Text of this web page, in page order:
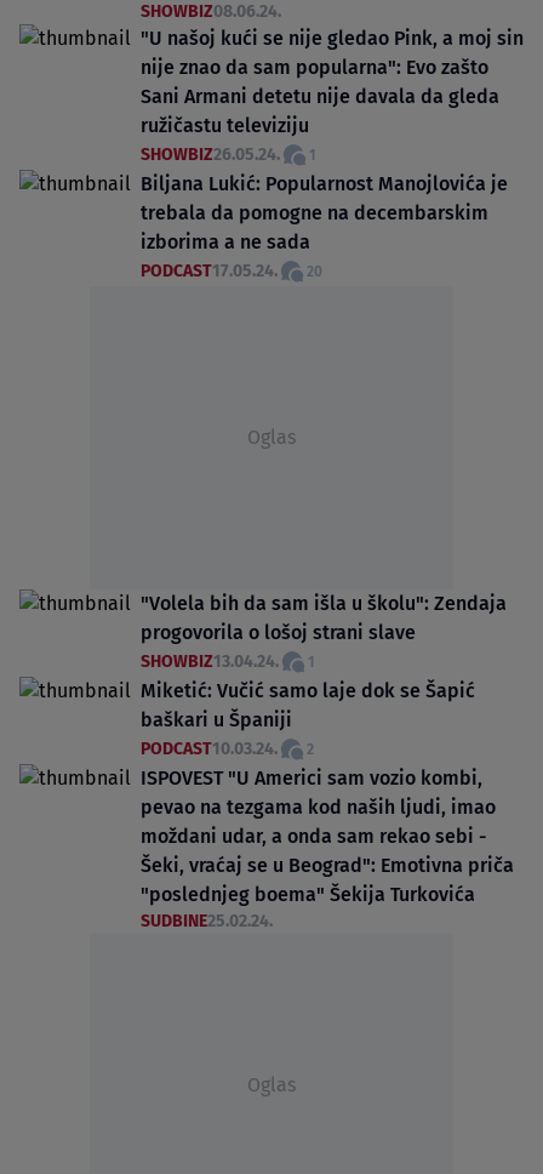
SHOWBIZ08.06.24.
"U našoj kući se nije gledao Pink, a moj sin
nije znao da sam popularna": Evo zašto
Sani Armani detetu nije davala da gleda
ružičastu televiziju
SHOWBIZ26.05.24. 1
Biljana Lukić: Popularnost Manojlovića je
trebala da pomogne na decembarskim
izborima a ne sada
PODCAST17.05.24. 20
Oglas
"Volela bih da sam išla u školu": Zendaja
progovorila o lošoj strani slave
SHOWBIZ13.04.24. 1
Miketić: Vučić samo laje dok se Šapić
baškari u Španiji
PODCAST10.03.24. 2
ISPOVEST "U Americi sam vozio kombi,
pevao na tezgama kod naših ljudi, imao
moždani udar, a onda sam rekao sebi -
Šeki, vraćaj se u Beograd": Emotivna priča
"poslednjeg boema" Šekija Turkovića
SUDBINE25.02.24.
Oglas